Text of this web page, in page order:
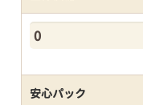
安心パック